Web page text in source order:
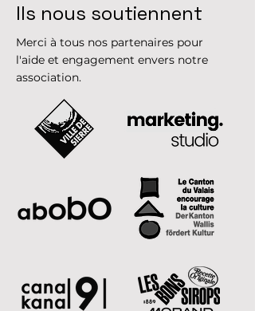
Ils nous soutiennent
Merci à tous nos partenaires pour
l'aide et engagement envers notre
association.